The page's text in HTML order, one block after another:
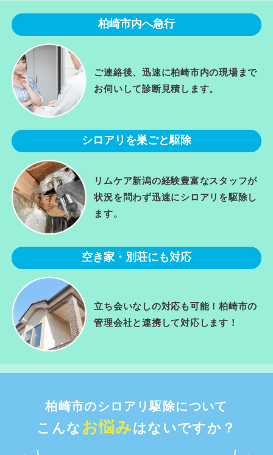
柏崎市内へ急行
ご連絡後、迅速に柏崎市内の現場まで
お伺いして診断見積します。
シロアリを巣ごと駆除
リムケア新潟の経験豊富なスタッフが
状況を問わず迅速にシロアリを駆除し
ます。
空き家・別荘にも対応
立ち会いなしの対応も可能！柏崎市の
管理会社と連携して対応します！
柏崎市のシロアリ駆除について
こんな お悩みはないですか？